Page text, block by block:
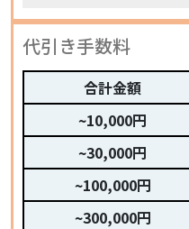
代引き手数料
合計金額
~10,000円
~30,000円
~100,000円
~300,000円